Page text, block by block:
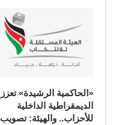
«الحاكمية الرشيدة» تعزز
الديمقراطية الداخلية
للأحزاب.. والهيئة: تصويب